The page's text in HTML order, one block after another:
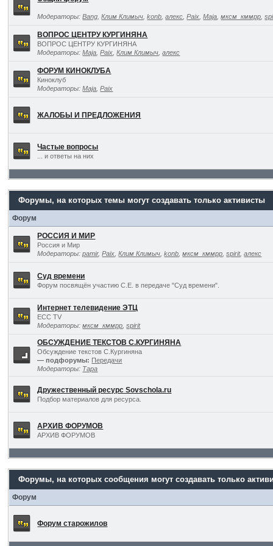
Модераторы:Bang ,Клим Климыч ,konb ,алекс ,Paix ,Maja ,мксм_кммрр ,
ВОПРОС ЦЕНТРУ КУРГИНЯНА
ВОПРОС ЦЕНТРУ КУРГИНЯНА
Модераторы:Maja ,Paix ,Клим Климыч ,алекс
ФОРУМ КИНОКЛУБА
Киноклуб
Модераторы:Maja ,Paix
ЖАЛОБЫ И ПРЕДЛОЖЕНИЯ
Частые вопросы
... и ответы на них
Форумы, на которых темы могут создавать только активисты
Форум
РОССИЯ И МИР
Россия и Мир
Модераторы:pamir,Paix ,Клим Климыч ,konb ,мксм_кммрр ,spirit,алекс
Суд времени
Форум посвящён участию С.Е. в передаче "Суд времени".
Интернет телевидение ЭТЦ
ECC TV
Модераторы:мксм_кммрр ,spirit
ОБСУЖДЕНИЕ ТЕКСТОВ С.КУРГИНЯНА
Обсуждение текстов С.Кургиняна
— подфорумы: Передачи
Модераторы: Тара
Дружественный ресурс Sovschola.ru
Подбор материалов для ресурса.
АРХИВ ФОРУМОВ
АРХИВ ФОРУМОВ
Форумы, на которых сообщения могут создавать только
Форум
Форум старожилов